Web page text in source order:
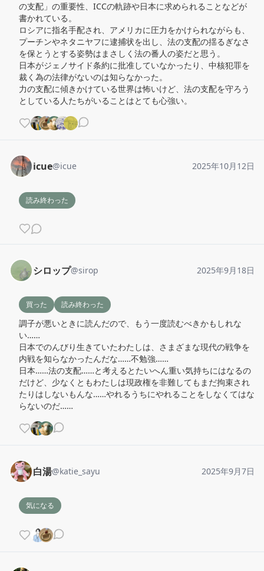
の支配」の重要性、ICCの軌跡や日本に求められることなどが
書かれている。
ロシアに指名手配され、アメリカに圧力をかけられながらも、
プーチンやネタニヤフに逮捕状を出し、法の支配の揺るぎなさ
を保とうとする姿勢はまさしく法の番人の姿だと思う。
日本がジェノサイド条約に批准していなかったり、中核犯罪を
裁く為の法律がないのは知らなかった。
力の支配に傾きかけている世界は怖いけど、法の支配を守ろう
としている人たちがいることはとても心強い。
icue@icue 2025年10月12日
読み終わった
シロップ@sirop 2025年9月18日
買った 読み終わった
調子が悪いときに読んだので、もう一度読むべきかもしれな
い……
日本でのんびり生きていたわたしは、さまざまな現代の戦争を
内戦を知らなかったんだな……不勉強……
日本……法の支配……と考えるとたいへん重い気持ちにはなるの
だけど、少なくともわたしは現政権を非難してもまだ拘束され
たりはしないもんな……やれるうちにやれることをしなくてはな
らないのだ……
白湯@katie_sayu 2025年9月7日
気になる